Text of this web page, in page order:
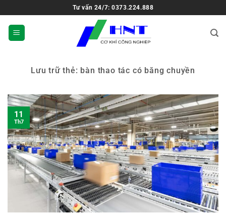
Tư vấn 24/7: 0373.224.888
Lưu trữ thẻ: bàn thao tác có băng chuyền
11
Th7